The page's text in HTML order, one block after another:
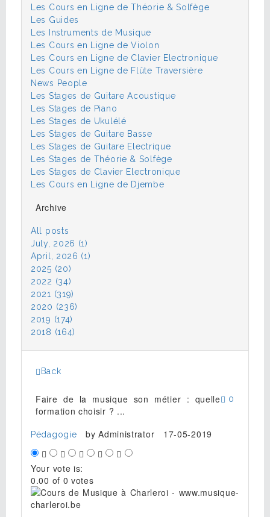
Les Cours en Ligne de Théorie & Solfège
Les Guides
Les Instruments de Musique
Les Cours en Ligne de Violon
Les Cours en Ligne de Clavier Electronique
Les Cours en Ligne de Flûte Traversière
News People
Les Stages de Guitare Acoustique
Les Stages de Piano
Les Stages de Ukulélé
Les Stages de Guitare Basse
Les Stages de Guitare Electrique
Les Stages de Théorie & Solfège
Les Stages de Clavier Electronique
Les Cours en Ligne de Djembe
Archive
All posts
July, 2026 (1)
April, 2026 (1)
2025 (20)
2022 (34)
2021 (319)
2020 (236)
2019 (174)
2018 (164)
Back
0
Faire de la musique son métier : quelle
formation choisir ? ...
Pédagogie byAdministrator 17-05-2019
Your vote is:
0.00 of 0 votes